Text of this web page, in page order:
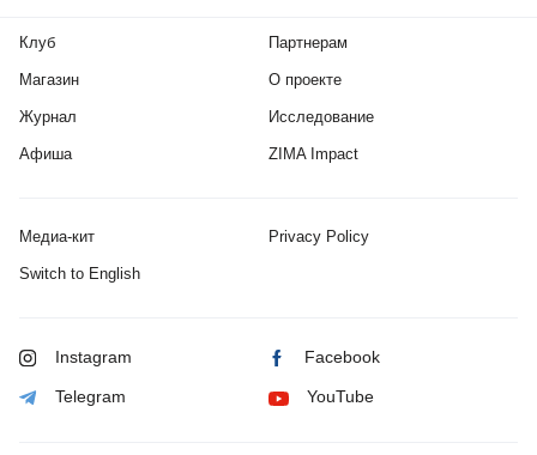
Клуб
Магазин
Журнал
Афиша
Партнерам
О проекте
Исследование
ZIMA Impact
Медиа-кит Privacy Policy
Switch to English
Instagram Facebook
Telegram YouTube